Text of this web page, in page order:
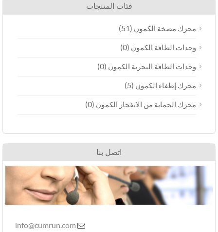
فئات المنتجات
محرك مضخة الكمون(51)
وحدات الطاقة الكمون(0)
وحدات الطاقة البحرية الكمون(0)
محرك إطفاء الكمون(5)
محرك الحماية من الانفجار الكمون(0)
اتصل بنا

info@cumrun.com